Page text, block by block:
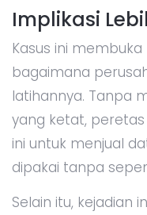
Implikasi
Kasus ini
bagaimana
latihannya. Tanpa
yang ketat,
ini untuk menjual
dipakai tanpa
Selain itu, kejadian